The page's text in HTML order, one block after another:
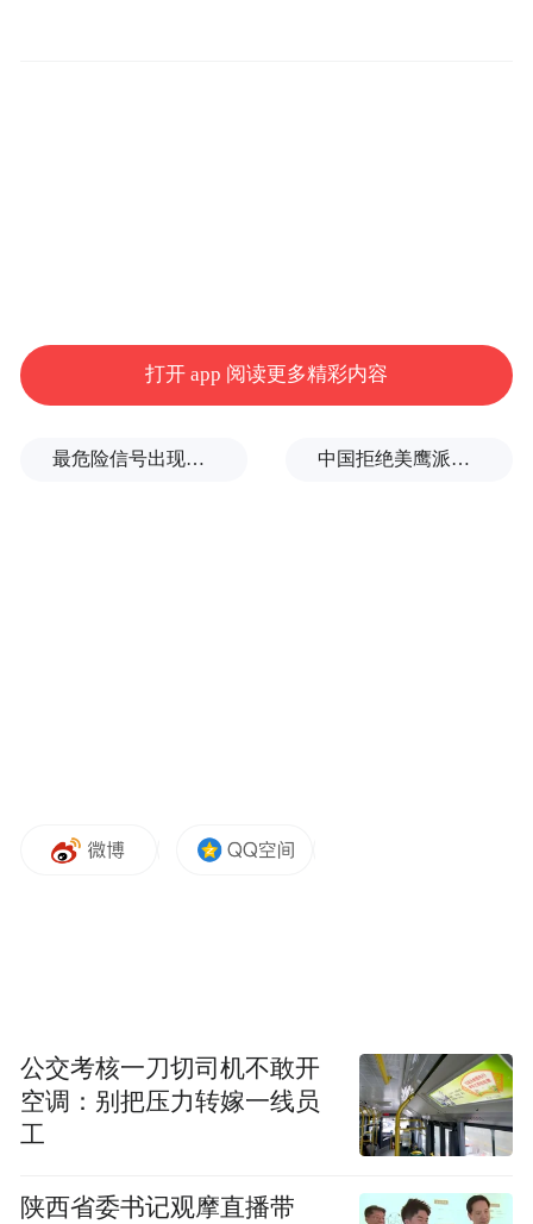
打开 app 阅读更多精彩内容
最危险信号出现！全球能源大动脉岌岌可危 中国拒绝美鹰派副防长访华？弦外之音被热议
公交考核一刀切司机不敢开
空调：别把压力转嫁一线员
工
陕西省委书记观摩直播带